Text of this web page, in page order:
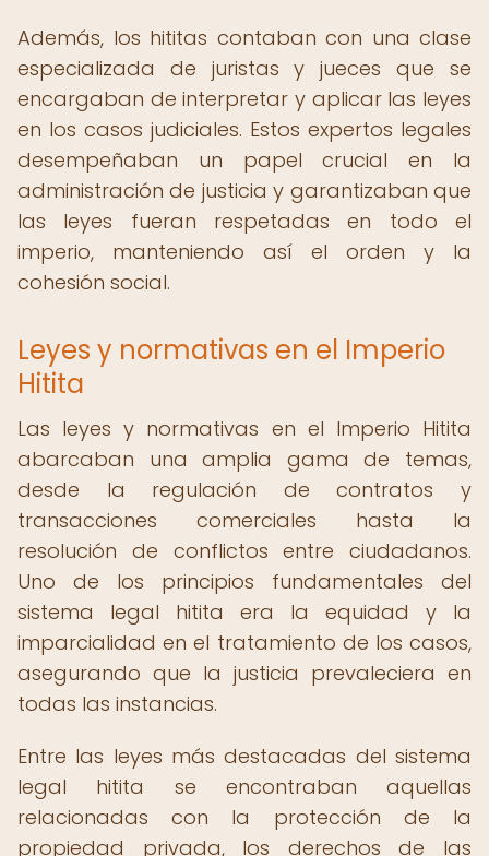
Además, los hititas contaban con una clase
especializada de juristas y jueces que se
encargaban de interpretar y aplicar las leyes
en los casos judiciales. Estos expertos legales
desempeñaban un papel crucial en la
administración de justicia y garantizaban que
las leyes fueran respetadas en todo el
imperio, manteniendo así el orden y la
cohesión social.
Leyes y normativas en el Imperio
Hitita
Las leyes y normativas en el Imperio Hitita
abarcaban una amplia gama de temas,
desde la regulación de contratos y
transacciones comerciales hasta la
resolución de conflictos entre ciudadanos.
Uno de los principios fundamentales del
sistema legal hitita era la equidad y la
imparcialidad en el tratamiento de los casos,
asegurando que la justicia prevaleciera en
todas las instancias.
Entre las leyes más destacadas del sistema
legal hitita se encontraban aquellas
relacionadas con la protección de la
propiedad privada, los derechos de las